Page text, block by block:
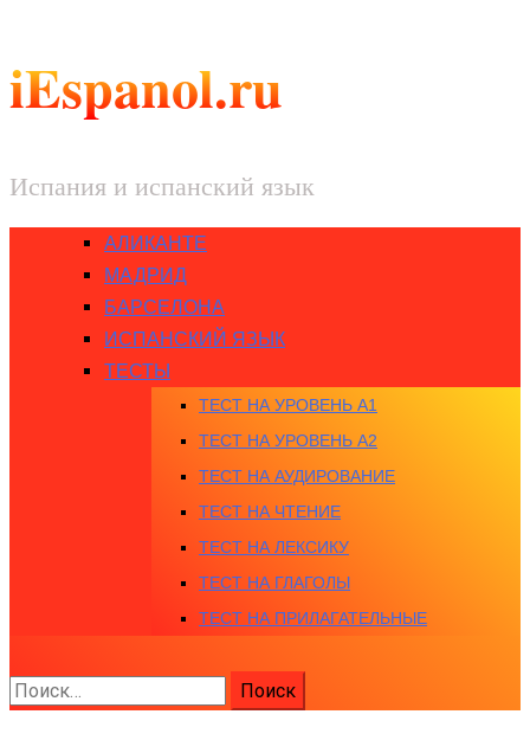
iEspanol.ru
Испания и испанский язык
АЛИКАНТЕ
МАДРИД
БАРСЕЛОНА
ИСПАНСКИЙ ЯЗЫК
ТЕСТЫ
ТЕСТ НА УРОВЕНЬ A1
ТЕСТ НА УРОВЕНЬ A2
ТЕСТ НА АУДИРОВАНИЕ
ТЕСТ НА ЧТЕНИЕ
ТЕСТ НА ЛЕКСИКУ
ТЕСТ НА ГЛАГОЛЫ
ТЕСТ НА ПРИЛАГАТЕЛЬНЫЕ
Найти: